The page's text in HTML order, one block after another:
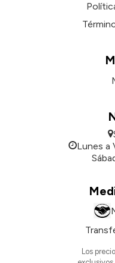
Lunes a
Los